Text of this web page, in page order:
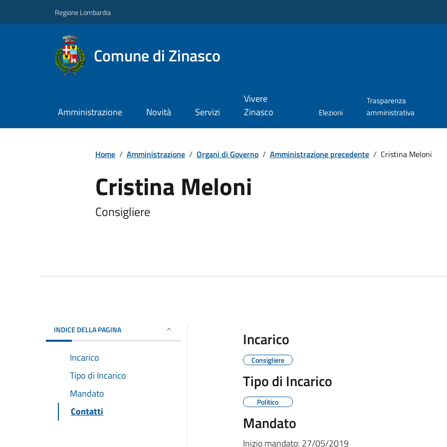
Regione Lombardia
Comune di Zinasco
Amministrazione Novità Servizi
Vivere
Zinasco
Elezioni
Trasparenza
amministrativa
Home / Amministrazione / Organi di Governo / Amministrazione precedente / Cristina Meloni
Cristina Meloni
Consigliere
INDICE DELLA PAGINA
Incarico
Tipo di Incarico
Mandato
Contatti
Incarico
Consigliere
Tipo di Incarico
Politico
Mandato
Inizio mandato: 27/05/2019